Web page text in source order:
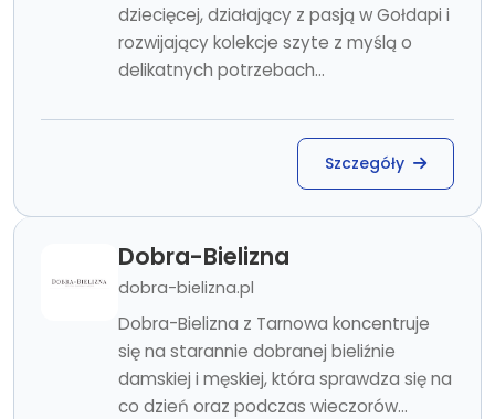
dziecięcej, działający z pasją w Gołdapi i
rozwijający kolekcje szyte z myślą o
delikatnych potrzebach...
Szczegóły
Dobra-Bielizna
dobra-bielizna.pl
Dobra-Bielizna z Tarnowa koncentruje
się na starannie dobranej bieliźnie
damskiej i męskiej, która sprawdza się na
co dzień oraz podczas wieczorów...